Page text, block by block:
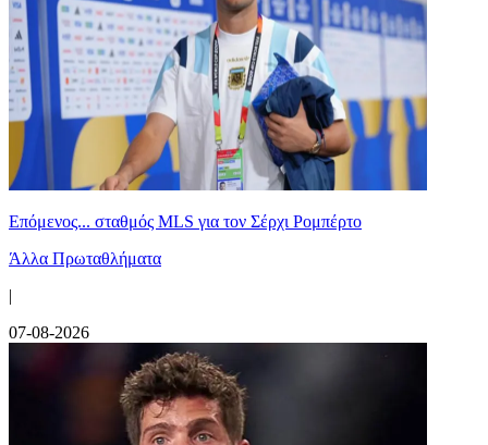
Επόμενος... σταθμός MLS για τον Σέρχι Ρομπέρτο
Άλλα Πρωταθλήματα
|
07-08-2026